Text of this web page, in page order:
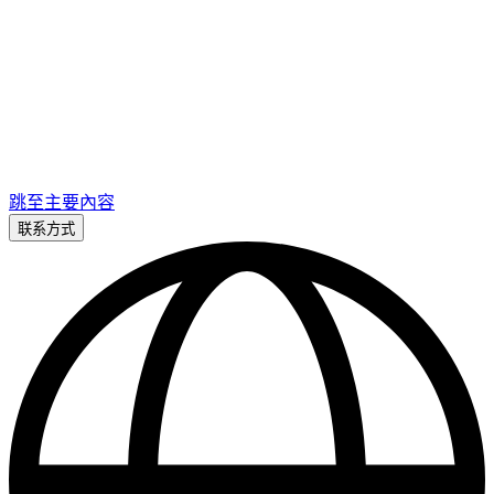
跳至主要內容
联系方式